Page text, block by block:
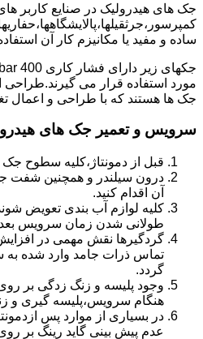
جک های هیدرولیک در صنایع کاربر
ساده و مفید یا مکانیزم کار آن
مورد استفاده قرار می گیرند.طراحی
جک ها هستند که با طراحی و اعمال
سرویس و تعمیر جک های
قبل از دمونتاژ،کلیه سطوح
درون سیلندر و همچنین
آن اقدام کنید.
کلیه لوازم آب بندی تعویض
طولانی شدن زمان سرویس
گردگیرها نقش مهمی در
تماس ذرات جامد وارد شده به
گردد.
وجود پلیسه و زنگ زدگی بر
هنگام سرویس،پلیسه گیری و
در بسیاری از موارد پس
عدم پیش بینی گاید رینگ بر